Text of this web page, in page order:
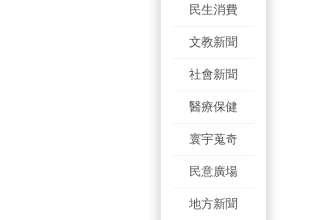
民生消費
文教新聞
社會新聞
醫療保健
寰宇蒐奇
民意廣場
地方新聞